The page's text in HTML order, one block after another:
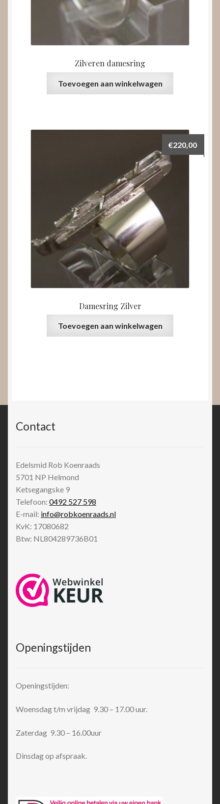
Zilveren damesring
Toevoegen aan winkelwagen
Damesring Zilver
€220,00
Toevoegen aan winkelwagen
Contact
Edelsmid Rob Koenraads
5701 NP Helmond
Ketsegangske 9
Telefoon: 0492 527 598
E-mail: info@robkoenraads.nl
KvK: 17080682
Btw: NL804289736B01
Openingstijden
Openingstijden:
Woensdag t/m vrijdag 9.30 – 17.00 uur.
Zaterdag 9.30 – 16.00uur
Dinsdag op afspraak.